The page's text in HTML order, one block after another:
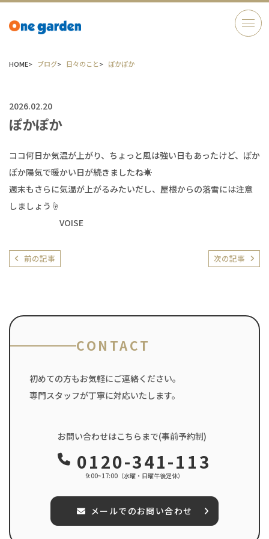
HOME ブログ 日々のこと ぽかぽか
2026.02.20
ぽかぽか
ココ何日か気温が上がり、ちょっと風は強い日もあったけど、ぽか
ぽか陽気で暖かい日が続きましたね☀
週末もさらに気温が上がるみたいだし、屋根からの落雪には注意
しましょう☝
VOISE
前の記事 次の記事
CONTACT
初めての方もお気軽にご連絡ください。
専門スタッフが丁寧に対応いたします。
お問い合わせはこちらまで(事前予約制)
0120-341-113
9:00~17:00（水曜・日曜午後定休）
メールでのお問い合わせ